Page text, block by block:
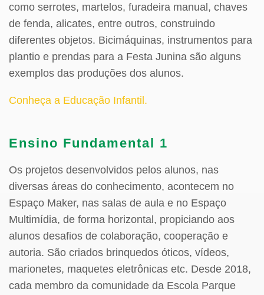
como serrotes, martelos, furadeira manual, chaves
de fenda, alicates, entre outros, construindo
diferentes objetos. Bicimáquinas, instrumentos para
plantio e prendas para a Festa Junina são alguns
exemplos das produções dos alunos.
Conheça a Educação Infantil.
Ensino Fundamental 1
Os projetos desenvolvidos pelos alunos, nas
diversas áreas do conhecimento, acontecem no
Espaço Maker, nas salas de aula e no Espaço
Multimídia, de forma horizontal, propiciando aos
alunos desafios de colaboração, cooperação e
autoria. São criados brinquedos óticos, vídeos,
marionetes, maquetes eletrônicas etc. Desde 2018,
cada membro da comunidade da Escola Parque